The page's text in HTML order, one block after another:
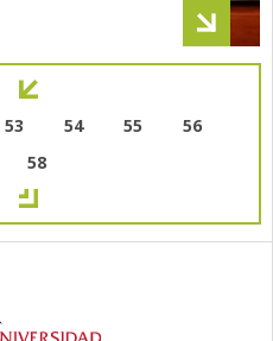
Page
53 Page
54 Page
55 Page
56
Page
58